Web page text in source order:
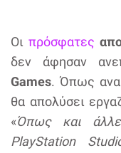
Οιπρόσφατες
δεν άφησαν
Games. Όπως
θα απολύσει
«Όπως και
PlayStation